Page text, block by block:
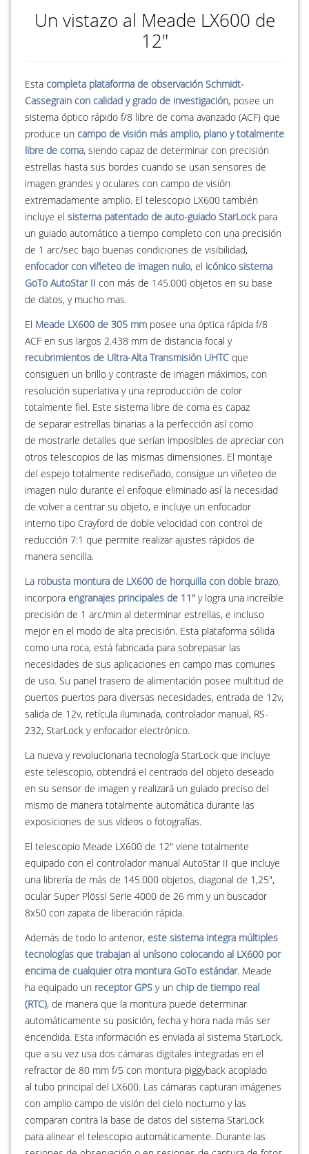
Un vistazo al Meade LX600 de
12"
Esta completa plataforma de observación Schmidt-
Cassegrain con calidad y grado de investigación, posee un
sistema óptico rápido f/8 libre de coma avanzado (ACF) que
produce un campo de visión más amplio, plano y totalmente
libre de coma, siendo capaz de determinar con precisión
estrellas hasta sus bordes cuando se usan sensores de
imagen grandes y oculares con campo de visión
extremadamente amplio. El telescopio LX600 también
incluye el sistema patentado de auto-guiado StarLockpara
un guiado automático a tiempo completo con una precisión
de 1 arc/sec bajo buenas condiciones de visibilidad,
enfocador con viñeteo de imagen nulo, el icónico sistema
GoTo AutoStar II con más de 145.000 objetos en su base
de datos, y mucho mas.
El Meade LX600 de 305 mm posee una óptica rápida f/8
ACF en sus largos 2.438 mm de distancia focal y
recubrimientos de Ultra-Alta Transmisión UHTC que
consiguen un brillo y contraste de imagen máximos, con
resolución superlativa y una reproducción de color
totalmente fiel. Este sistema libre de coma es capaz
de separar estrellas binarias a la perfección así como
de mostrarle detalles que serían imposibles de apreciar con
otros telescopios de las mismas dimensiones. El montaje
del espejo totalmente rediseñado, consigue un viñeteo de
imagen nulo durante el enfoque eliminado así la necesidad
de volver a centrar su objeto, e incluye un enfocador
interno tipo Crayford de doble velocidad con control de
reducción 7:1 que permite realizar ajustes rápidos de
manera sencilla.
La robusta montura de LX600 de horquilla con doble brazo,
incorpora engranajes principales de 11" y logra una increíble
precisión de 1 arc/min al determinar estrellas, e incluso
mejor en el modo de alta precisión. Esta plataforma sólida
como una roca, está fabricada para sobrepasar las
necesidades de sus aplicaciones en campo mas comunes
de uso. Su panel trasero de alimentación posee multitud de
puertos puertos para diversas necesidades, entrada de 12v,
salida de 12v, retícula iluminada, controlador manual, RS-
232, StarLock y enfocador electrónico.
La nueva y revolucionaria tecnología StarLock que incluye
este telescopio, obtendrá el centrado del objeto deseado
en su sensor de imagen y realizará un guiado preciso del
mismo de manera totalmente automática durante las
exposiciones de sus vídeos o fotografías.
El telescopio Meade LX600 de 12" viene totalmente
equipado con el controlador manual AutoStar II que incluye
una librería de más de 145.000 objetos, diagonal de 1,25",
ocular Super Plössl Serie 4000 de 26 mm y un buscador
8x50 con zapata de liberación rápida.
Además de todo lo anterior, este sistema integra múltiples
tecnologías que trabajan al unísono colocando al LX600 por
encima de cualquier otra montura GoTo estándar. Meade
ha equipado un receptor GPS y un chip de tiempo real
(RTC), de manera que la montura puede determinar
automáticamente su posición, fecha y hora nada más ser
encendida. Esta información es enviada al sistema StarLock,
que a su vez usa dos cámaras digitales integradas en el
refractor de 80 mm f/5 con montura piggyback acoplado
al tubo principal del LX600. Las cámaras capturan imágenes
con amplio campo de visión del cielo nocturno y las
comparan contra la base de datos del sistema StarLock
para alinear el telescopio automáticamente. Durante las